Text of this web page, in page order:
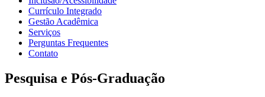
Currículo Integrado
Gestão Acadêmica
Serviços
Perguntas Frequentes
Contato
Pesquisa e Pós-Graduação